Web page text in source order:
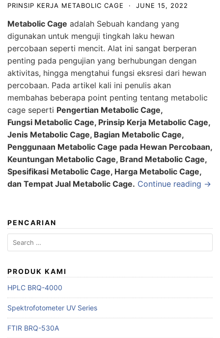
PRINSIP KERJA METABOLIC CAGE
· JUNE 15, 2022
Metabolic Cage adalah Sebuah kandang yang
digunakan untuk menguji tingkah laku hewan
percobaan seperti mencit. Alat ini sangat berperan
penting pada pengujian yang berhubungan dengan
aktivitas, hingga mengtahui fungsi eksresi dari hewan
percobaan. Pada artikel kali ini penulis akan
membahas beberapa point penting tentang metabolic
cage seperti Pengertian Metabolic Cage,
Fungsi Metabolic Cage, Prinsip Kerja Metabolic Cage,
Jenis Metabolic Cage, Bagian Metabolic Cage,
Penggunaan Metabolic Cage pada Hewan Percobaan,
Keuntungan Metabolic Cage, Brand Metabolic Cage,
Spesifikasi Metabolic Cage, Harga Metabolic Cage,
dan Tempat Jual Metabolic Cage. Continue reading →
PENCARIAN
Search
for:
PRODUK KAMI
HPLC BRQ-4000
Spektrofotometer UV Series
FTIR BRQ-530A